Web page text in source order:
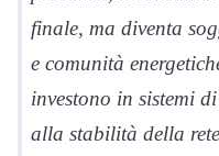
finale, ma diventa
e comunità
investono in sistemi
alla stabilità della